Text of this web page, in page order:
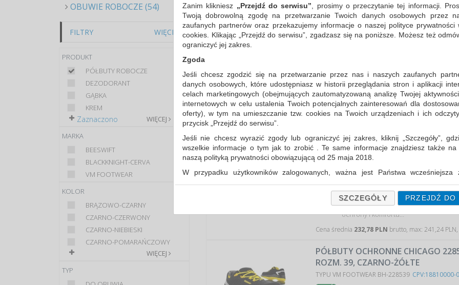
OBUWIE ROBOCZE (54)
FILTRY WIĘCEJ
PRODUKT
PÓŁBUTY ROBOCZE
DEZODORANT
GĄBKA
KREM
WIĘCEJ
Zaznaczono
MARKA
BEESWIFT
BLACKKNIGHT-CERVA
VM FOOTWEAR
KOLOR
BRĄZOWO-CZARNY
CZARNO-CZERWONY
CZARNO-NIEBIESKI
CZARNO-POMARAŃCZOWY
WIĘCEJ
TYP
lekkie półbuty ochronne klasy S1PL FO
zaprojektowane do pracy w warunkach
ochrony i komfortu…
ROZM. 37, CZARNO-ŻÓŁTE
TYPU VM FOOTWEAR BH-228537 CPV:18810000-0
lekkie półbuty ochronne klasy S1PL FO
zaprojektowane do pracy w
Cena średnia232,78 PLNbrutto, max: 241,24 PLN,
PÓŁBUTY OCHRONNE CHICAGO
ROZM. 38, CZARNO-ŻÓŁTE
lekkie półbuty ochronne klasy S1PL FO
zaprojektowane do pracy w
ochrony i komfortu…
Cena średnia 232,78 PLN brutto, max: 241,24
PÓŁBUTY OCHRONNE CHICAGO
ROZM. 39, CZARNO-ŻÓŁTE
TYPU VM FOOTWEAR BH-228539 CPV:18810000-0
Zanim klikniesz „Przejdź do serwisu” , prosimy o przeczytanie tej informacji.
Twoją dobrowolną zgodę na przetwarzanie Twoich danych osobowych przez
zaufanych partnerów oraz przekazujemy informacje o naszej polityce prywatności
cookies. Klikając „Przejdź do serwisu”, zgadzasz się na poniższe. Możesz też
ograniczyć jej zakres.
Zgoda
Jeśli chcesz zgodzić się na przetwarzanie przez nas i naszych zaufanych
danych osobowych, które udostępniasz w historii przeglądania stron i aplikacji
celach marketingowych (obejmujących zautomatyzowaną analizę Twojej
internetowych w celu ustalenia Twoich potencjalnych zainteresowań dla
oferty), w tym na umieszczanie tzw. cookies na Twoich urządzeniach i ich
przycisk „Przejdź do serwisu”.
Jeśli nie chcesz wyrazić zgody lub ograniczyć jej zakres, kliknij „Szczegóły”,
wszelkie informacje o tym jak to zrobić . Te same informacje znajdziesz także
naszą polityką prywatności obowiązującą od 25 maja 2018.
W przypadku użytkowników zalogowanych, ważna jest Państwa wcześniejsza
SZCZEGÓŁY PRZEJDŹ DO